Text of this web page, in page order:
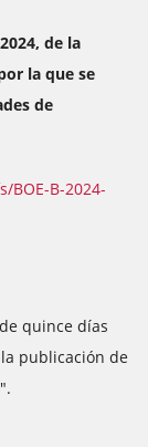
de la
la que se
de
B-2024-
quince días
publicación de